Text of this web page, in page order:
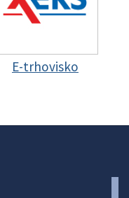
E-trhovisko